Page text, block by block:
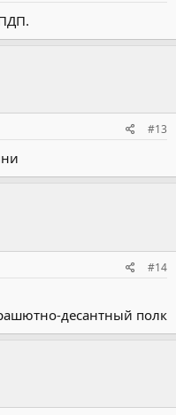
#13
#14
десантный полк